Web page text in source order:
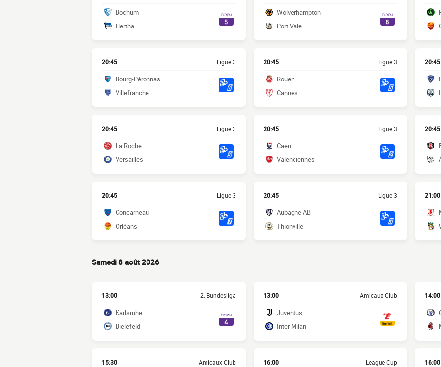
Bochum
Hertha
Wolverhampton
Port Vale
20:45 Ligue 3
Bourg-Péronnas
Villefranche
20:45 Ligue 3
Rouen
Cannes
20:45
20:45 Ligue 3
La Roche
Versailles
20:45 Ligue 3
Caen
Valenciennes
20:45
20:45 Ligue 3
Concarneau
Orléans
20:45 Ligue 3
Aubagne AB
Thionville
21:00
Samedi 8 août 2026
13:00 2. Bundesliga
Karlsruhe
Bielefeld
13:00 Amicaux Club
Juventus
Inter Milan
14:00
15:30 Amicaux Club 16:00 League Cup 16:00